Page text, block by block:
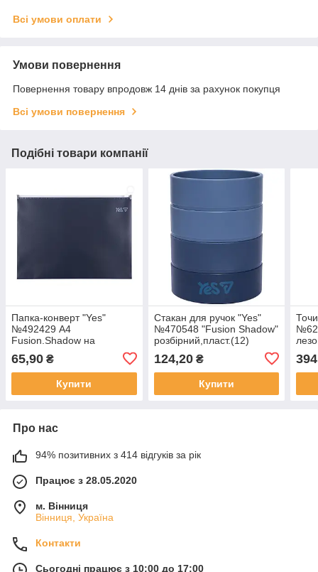
Всі умови оплати
Умови повернення
Повернення товару впродовж 14 днів за рахунок покупця
Всі умови повернення
Подібні товари компанії
Папка-конверт "Yes"
№492429 А4
Fusion.Shadow на
65,90 ₴
Купити
Стакан для ручок "Yes"
№470548 "Fusion Shadow"
розбірний,пласт.(12)
124,20₴
Купити
Про нас
94% позитивних з 414 відгуків за рік
Працює з 28.05.2020
м. Вінниця
Вінниця, Україна
Контакти
Сьогодні працює з 10:00 до 17:00